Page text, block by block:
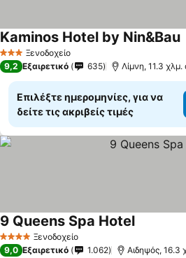
3 ΑστέριαΞενοδοχείο
Kaminos Hotel by Nin&Bau
9,2 Εξαιρετικό 635 Λίμνη, 11.3
Επιλέξτε ημερομηνίες, για να
δείτε τις ακριβείς τιμές
4 ΑστέριαΞενοδοχείο
9 Queens Spa Hotel
9,0 Εξαιρετικό 1.062 Αιδηψός, 16.3